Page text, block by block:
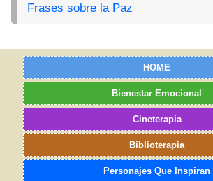
Frases sobre la Paz
HOME
Bienestar Emocional
Cineterapia
Biblioterapia
Personajes Que Inspiran